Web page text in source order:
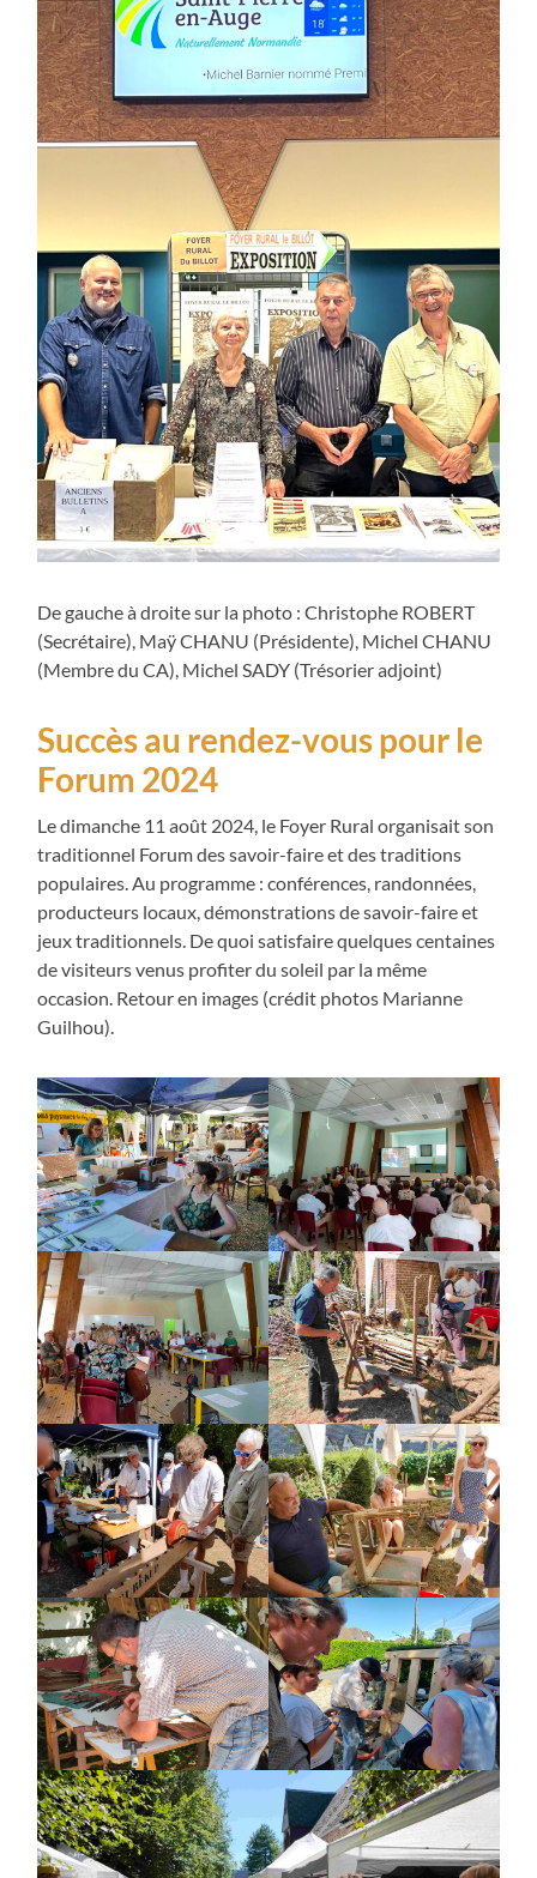
De gauche à droite sur la photo : Christophe ROBERT
(Secrétaire), Maÿ CHANU (Présidente), Michel CHANU
(Membre du CA), Michel SADY (Trésorier adjoint)
Succès au rendez-vous pour le
Forum 2024
Le dimanche 11 août 2024, le Foyer Rural organisait son
traditionnel Forum des savoir-faire et des traditions
populaires. Au programme : conférences, randonnées,
producteurs locaux, démonstrations de savoir-faire et
jeux traditionnels. De quoi satisfaire quelques centaines
de visiteurs venus profiter du soleil par la même
occasion. Retour en images (crédit photos Marianne
Guilhou).